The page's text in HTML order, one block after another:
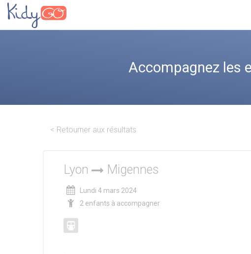
Accompagnez les
< Retourner aux résultats
Lyon Migennes
Lundi 4 mars 2024
2 enfants à accompagner